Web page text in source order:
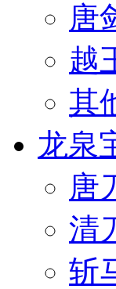
唐
越
其
龙泉
唐
清
斩